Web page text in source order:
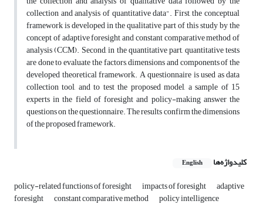
collection and analysis of quantitative data". First, the conceptual
framework is developed in the qualitative part of this study by the
concept of adaptive foresight and constant comparative method of
analysis (CCM). Second, in the quantitative part, quantitative tests
are done to evaluate the factors, dimensions and components of the
developed theoretical framework. A questionnaire is used as data
collection tool, and to test the proposed model, a sample of 15
experts in the field of foresight and policy-making answer the
questions on the questionnaire. The results confirm the dimensions
of the proposed framework.
کلیدواژه‌ها English
policy-related functions of foresight impacts of foresight adaptive
foresight constant comparative method policy intelligence